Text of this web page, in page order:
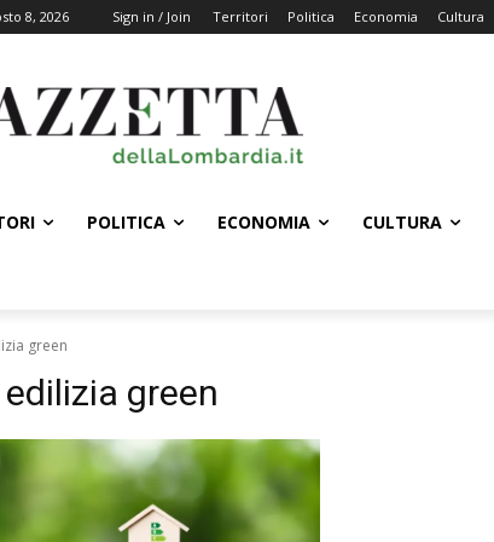
8, 2026 Sign in / Join Territori Politica Economia Cultura
POLITICA ECONOMIA CULTURA
green
edilizia green